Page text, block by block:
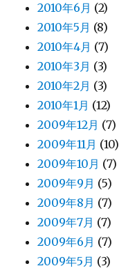
2010年6月 (2)
2010年5月 (8)
2010年4月 (7)
2010年3月 (3)
2010年2月 (3)
2010年1月 (12)
2009年12月 (7)
2009年11月 (10)
2009年10月 (7)
2009年9月 (5)
2009年8月 (7)
2009年7月 (7)
2009年6月 (7)
2009年5月 (3)